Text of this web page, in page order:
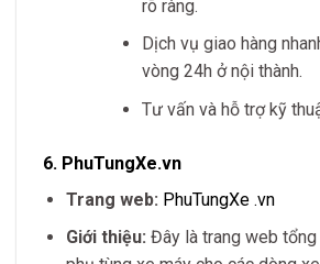
rõ ràng.
Dịch vụ giao hàng
vòng 24h ở nội thành.
Tư vấn và hỗ trợ kỹ
6. PhuTungXe.vn
Trang web: PhuTungXe .vn
Giới thiệu: Đây là trang web tổng